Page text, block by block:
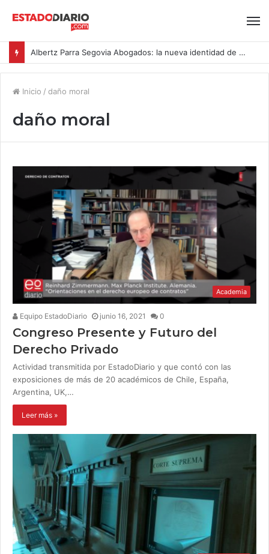
Albertz Parra Segovia Abogados: la nueva identidad de Segovia Consulting
Inicio / daño moral
daño moral
Academia
Equipo EstadoDiario junio 16, 2021 0
Congreso Presente y Futuro del
Derecho Privado
Actividad transmitida por EstadoDiario y que contó con las
exposiciones de más de 20 académicos de Chile, España,
Argentina, UK,…
Leer más »